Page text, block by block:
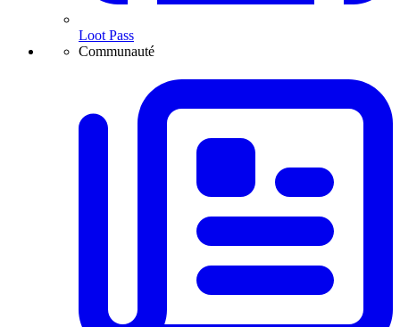
Loot Pass
Communauté